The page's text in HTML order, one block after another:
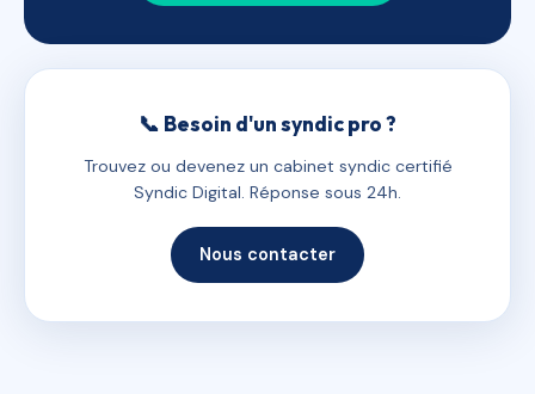
📞 Besoin d'un syndic pro ?
Trouvez ou devenez un cabinet syndic certifié
Syndic Digital. Réponse sous 24h.
Nous contacter